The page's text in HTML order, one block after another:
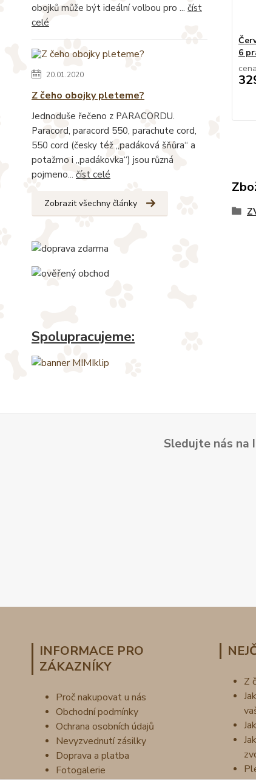
obojků může být ideální volbou pro ... číst
celé
20.01.2020
Z čeho obojky pleteme?
Jednoduše řečeno z PARACORDU.
Paracord, paracord 550, parachute cord,
550 cord (česky též „padáková šňůra“ a
potažmo i „padákovka“) jsou různá
pojmeno... číst celé
Zobrazit všechny články
Spolupracujeme:
6
Sledujte nás na
INFORMACE PRO
ZÁKAZNÍKY
Proč nakupovat u nás
Obchodní podmínky
Ochrana osobních údajů
Nevyzvednutí zásilky
Doprava a platba
Fotogalerie
Z